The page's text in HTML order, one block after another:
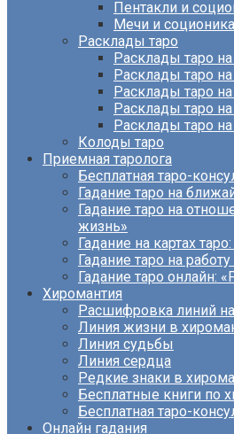
Пентакли и
Мечи и соционика
Расклады таро
Расклады таро
Расклады таро
Расклады таро
Расклады таро
Расклады таро
Колоды таро
Приемная таролога
Бесплатная таро-
Гадание таро на
Гадание таро на
жизнь»
Гадание на картах
Гадание таро на
Гадание таро онлайн:
Хиромантия
Расшифровка линий
Линия жизни в
Линия судьбы
Линия сердца
Редкие знаки в
Бесплатные книги по
Бесплатная таро-
Онлайн гадания